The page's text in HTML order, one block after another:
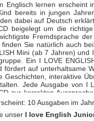
Englisch lernen
bereits in jungen
dabei auf Deutsch
beigelegt um die
Fremdsprache
Sie natürlich auch
Mini (ab 7 Jahren) und
Ein I LOVE
auf unterhaltsame
Geschichten, interaktive
Jede Ausgabe von I
zur korrekten
nicht nur den
Abo profitieren
die das
10 Ausgaben im Jahr
unser I love English